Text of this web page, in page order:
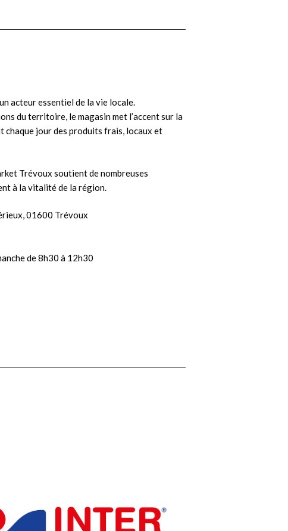
acteur essentiel de la vie locale.
du territoire, le magasin met l’accent sur la
chaque jour des produits frais, locaux et
Trévoux soutient de nombreuses
à la vitalité de la région.
01600 Trévoux
de 8h30 à 12h30